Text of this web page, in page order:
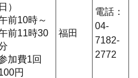
日）
前10時～
前11時30
加費1回
円
福田
電話：
04-
7182-
2772